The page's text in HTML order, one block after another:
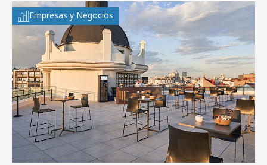
Empresas y Negocios